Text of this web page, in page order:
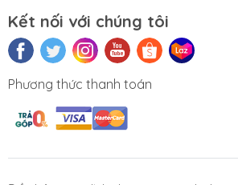
Đồng Tâm- Quận Hai Bà
Website: https://
Kết nối với chúng tôi
Phương thức thanh toán